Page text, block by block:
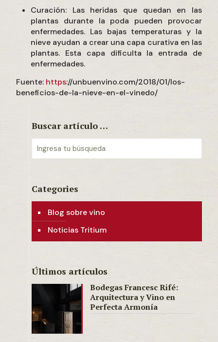
Curación: Las heridas que quedan en las
plantas durante la poda pueden provocar
enfermedades. Las bajas temperaturas y la
nieve ayudan a crear una capa curativa en las
plantas. Esta capa dificulta la entrada de
enfermedades.
Fuente: https://unbuenvino.com/2018/01/los-
beneficios-de-la-nieve-en-el-vinedo/
Buscar artículo …
Categories
Blog sobre vino
Noticias Tritium
Últimos artículos
Bodegas Francesc Rifé:
Arquitectura y Vino en
Perfecta Armonía